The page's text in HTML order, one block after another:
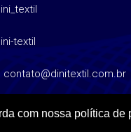
textil
contato@dinitextil.com.br
com nossa política de